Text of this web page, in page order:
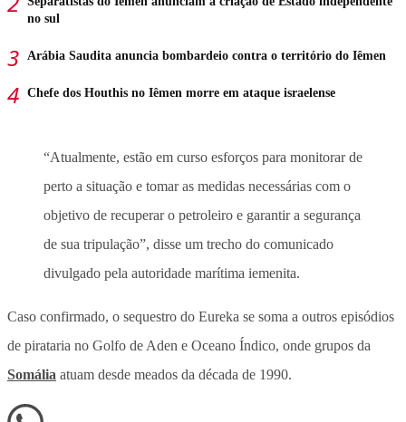
no sul
Arábia Saudita anuncia bombardeio contra o território do Iêmen
Chefe dos Houthis no Iêmen morre em ataque israelense
“Atualmente, estão em curso esforços para monitorar de
perto a situação e tomar as medidas necessárias com o
objetivo de recuperar o petroleiro e garantir a segurança
de sua tripulação”, disse um trecho do comunicado
divulgado pela autoridade marítima iemenita.
Caso confirmado, o sequestro do Eureka se soma a outros episódios
de pirataria no Golfo de Aden e Oceano Índico, onde grupos da
Somália atuam desde meados da década de 1990.